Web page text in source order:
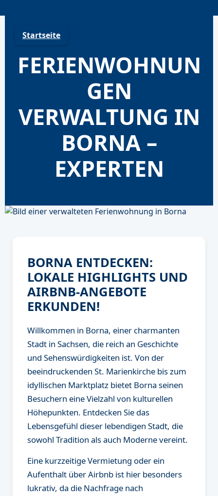
to
Startseite
FERIENWOHNUN
GEN
VERWALTUNG IN
BORNA –
EXPERTEN
BORNA ENTDECKEN:
LOKALE HIGHLIGHTS UND
AIRBNB-ANGEBOTE
ERKUNDEN!
Willkommen in Borna, einer charmanten
Stadt in Sachsen, die reich an Geschichte
und Sehenswürdigkeiten ist. Von der
beeindruckenden St. Marienkirche bis zum
idyllischen Marktplatz bietet Borna seinen
Besuchern eine Vielzahl von kulturellen
Höhepunkten. Entdecken Sie das
Lebensgefühl dieser lebendigen Stadt, die
sowohl Tradition als auch Moderne vereint.
Eine kurzzeitige Vermietung oder ein
Aufenthalt über Airbnb ist hier besonders
lukrativ, da die Nachfrage nach